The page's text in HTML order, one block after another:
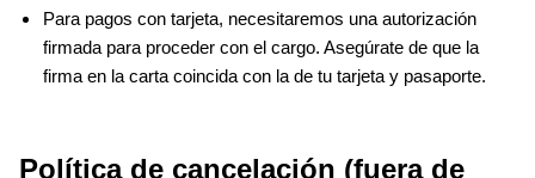
Para pagos con tarjeta, necesitaremos una autorización
firmada para proceder con el cargo. Asegúrate de que la
firma en la carta coincida con la de tu tarjeta y pasaporte.
Política de cancelación (fuera de